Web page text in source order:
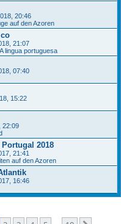
20:46
auf den Azoren
21:07
lingua portuguesa
07:40
15:22
22:09
2018
21:41
auf den Azoren
16:46